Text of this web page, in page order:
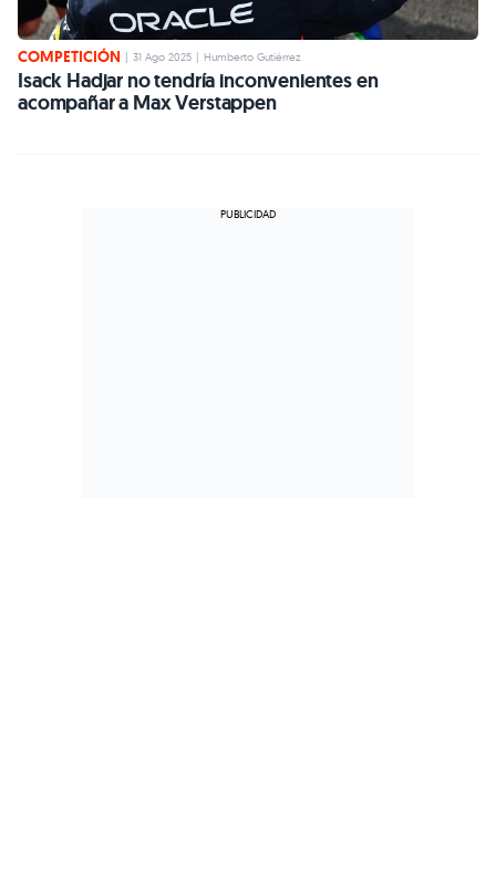
COMPETICIÓN | 31 Ago 2025 | Humberto Gutiérrez
Isack Hadjar no tendría inconvenientes en
acompañar a Max Verstappen